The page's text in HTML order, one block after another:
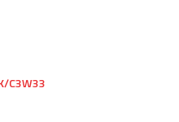
C3W33